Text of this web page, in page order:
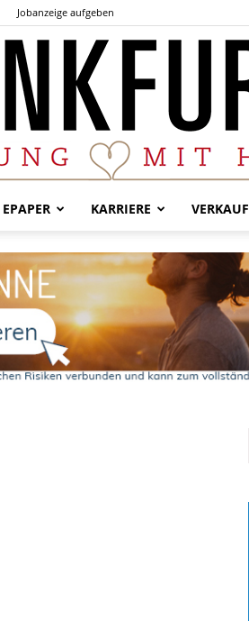
Jobanzeige aufgeben
Frankfurter
EPAPER KARRIERE VERKAUF